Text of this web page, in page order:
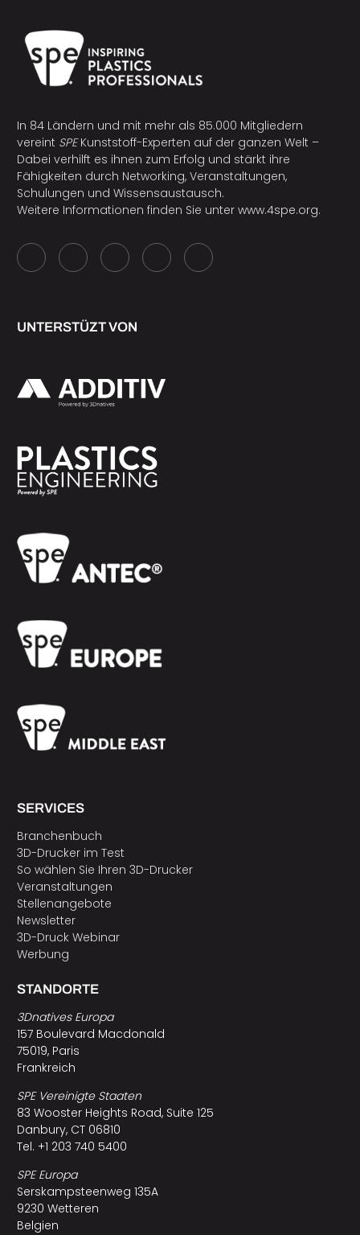
In 84 Ländern und mit mehr als 85.000 Mitgliedern
vereint SPEKunststoff-Experten auf der ganzen Welt –
Dabei verhilft es ihnen zum Erfolg und stärkt ihre
Fähigkeiten durch Networking, Veranstaltungen,
Schulungen und Wissensaustausch.
Weitere Informationen finden Sie unter www.4spe.org.
UNTERSTÜZT VON
SERVICES
Branchenbuch
3D-Drucker im Test
So wählen Sie Ihren 3D-Drucker
Veranstaltungen
Stellenangebote
Newsletter
3D-Druck Webinar
Werbung
STANDORTE
3Dnatives Europa
157 Boulevard Macdonald
75019, Paris
Frankreich
SPE Vereinigte Staaten
83 Wooster Heights Road, Suite 125
Danbury, CT 06810
Tel. +1 203 740 5400
SPE Europa
Serskampsteenweg 135A
9230 Wetteren
Belgien